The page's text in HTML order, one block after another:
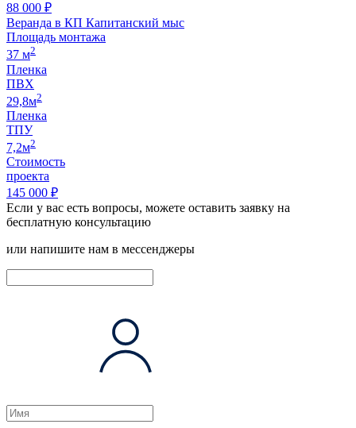
88 000 ₽
Веранда в КП Капитанский мыс
Площадь монтажа
37 м2
Пленка
ПВХ
29,8м2
Пленка
ТПУ
7,2м2
Стоимость
проекта
145 000 ₽
Если у вас есть вопросы, можете оставить заявку на
бесплатную консультацию
или напишите нам в мессенджеры